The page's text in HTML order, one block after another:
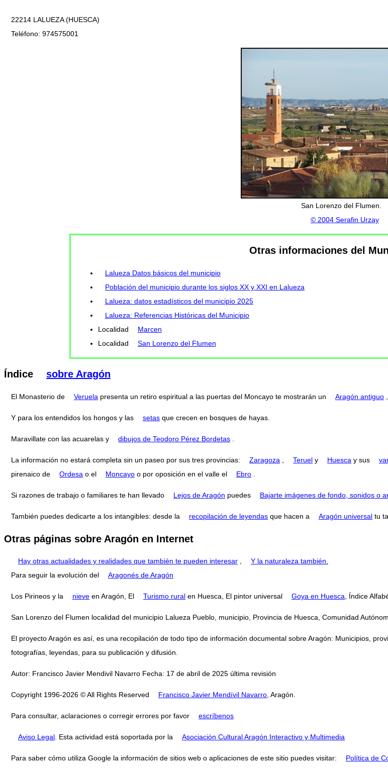
22214 LALUEZA (HUESCA)
Teléfono: 974575001
San Lorenzo del Flumen.
© 2004 Serafin Urzay
Otras informaciones del
Lalueza Datos básicos del municipio
Población del municipio durante los siglos XX y XXI en Lalueza
Lalueza: datos estadísticos del municipio 2025
Lalueza: Referencias Históricas del Municipio
Localidad
Marcen
Localidad
San Lorenzo del Flumen
Índice sobre Aragón
El Monasterio de Veruela presenta un retiro espiritual a las puertas del Moncayo te mostrarán un Aragón antiguo
Y para los entendidos los hongos y las setas que crecen en bosques de hayas.
Maravillate con las acuarelas y dibujos de Teodoro Pérez Bordetas
La información no estará completa sin un paseo por sus tres provincias: Zaragoza Teruel y Huesca y sus
pirenaico de
Ordesa o el Moncayo o por oposición en el valle el Ebro
Si razones de trabajo o familiares te han llevado Lejos de Aragón puedes Bajarte imágenes de fondo, sonidos o
También puedes dedicarte a los intangibles: desde la recopilación de leyendas que hacen a Aragón universal tu
Otras páginas sobre Aragón en Internet
Hay otras actualidades y realidades que también te pueden interesar ,
Y la naturaleza también.
Para seguir la evolución del
Aragonés de Aragón
Los Pirineos y la nieve en Aragón, El Turismo rural en Huesca, El pintor universal Goya en Huesca, Índice
San Lorenzo del Flumen localidad del municipio Lalueza Pueblo, municipio, Provincia de Huesca, Comunidad
El proyecto Aragón es así, es una recopilación de todo tipo de información documental sobre Aragón: Municipios,
fotografías, leyendas, para su publicación y difusión.
Autor: Francisco Javier Mendivil Navarro Fecha: 17 de abril de 2025 última revisión
Copyright 1996-2026 © All Rights Reserved Francisco Javier Mendívil Navarro, Aragón.
Para consultar, aclaraciones o corregir errores por favor escríbenos
Aviso Legal. Esta actividad está soportada por la Asociación Cultural Aragón Interactivo y Multimedia
Para saber cómo utiliza Google la información de sitios web o aplicaciones de este sitio puedes visitar: Política de